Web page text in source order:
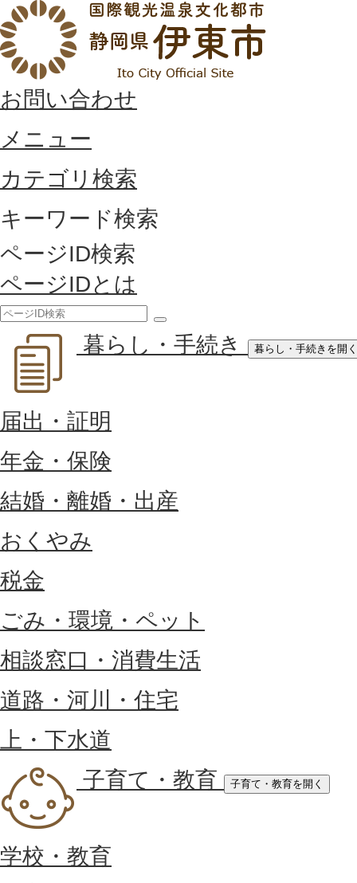
お問い合わせ
メニュー
カテゴリ検索
キーワード検索
ページID検索
ページIDとは
索
暮らし・手続き 暮らし・手続きを開く
届出・証明
年金・保険
結婚・離婚・出産
おくやみ
税金
ごみ・環境・ペット
相談窓口・消費生活
道路・河川・住宅
上・下水道
子育て・教育
子育て・教育を開く
学校・教育